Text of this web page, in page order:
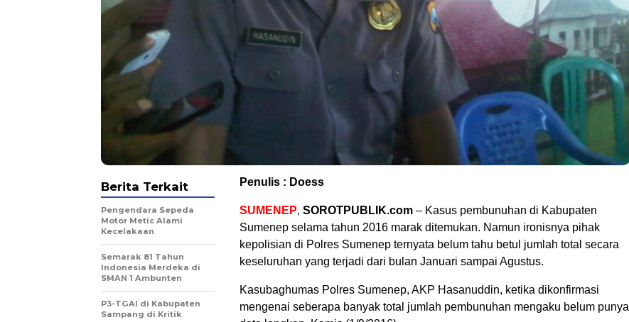
Penulis : Doess
SUMENEP, SOROTPUBLIK.com – Kasus pembunuhan di Kabupaten
Sumenep selama tahun 2016 marak ditemukan. Namun ironisnya pihak
kepolisian di Polres Sumenep ternyata belum tahu betul jumlah total secara
keseluruhan yang terjadi dari bulan Januari sampai Agustus.
Kasubaghumas Polres Sumenep, AKP Hasanuddin, ketika dikonfirmasi
mengenai seberapa banyak total jumlah pembunuhan mengaku belum punya
Berita Terkait
Pengendara Sepeda
Motor Metic Alami
Kecelakaan
Semarak 81 Tahun
Indonesia Merdeka di
SMAN 1 Ambunten
P3-TGAI di Kabupaten
Sampang di Kritik